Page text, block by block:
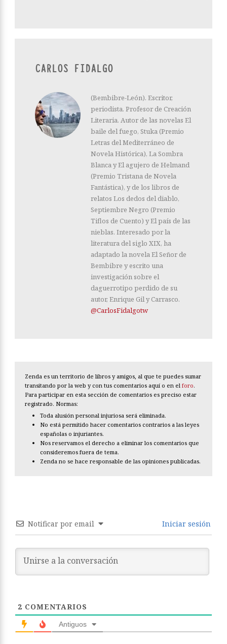
CARLOS FIDALGO
(Bembibre-León). Escritor,
periodista. Profesor de Creación
Literaria. Autor de las novelas El
baile del fuego, Stuka (Premio
Letras del Mediterráneo de
Novela Histórica), La Sombra
Blanca y El agujero de Helmand
(Premio Tristana de Novela
Fantástica), y de los libros de
relatos Los dedos del diablo,
Septiembre Negro (Premio
Tiflos de Cuento) y El país de las
nieblas. Interesado por la
literatura del siglo XIX, ha
adaptado la novela El Señor de
Bembibre y escrito una
investigación sobre el
daguerrotipo perdido de su
autor, Enrique Gil y Carrasco.
@CarlosFidalgotw
Zenda es un territorio de libros y amigos, al que te puedes sumar
transitando por la web y con tus comentarios aquí o en el foro.
Para participar en esta sección de comentarios es preciso estar
registrado. Normas:
Toda alusión personal injuriosa será eliminada.
No está permitido hacer comentarios contrarios a las leyes
españolas o injuriantes.
Nos reservamos el derecho a eliminar los comentarios que
consideremos fuera de tema.
Zenda no se hace responsable de las opiniones publicadas.
Notificar por email Iniciar sesión
2 COMENTARIOS
Antiguos